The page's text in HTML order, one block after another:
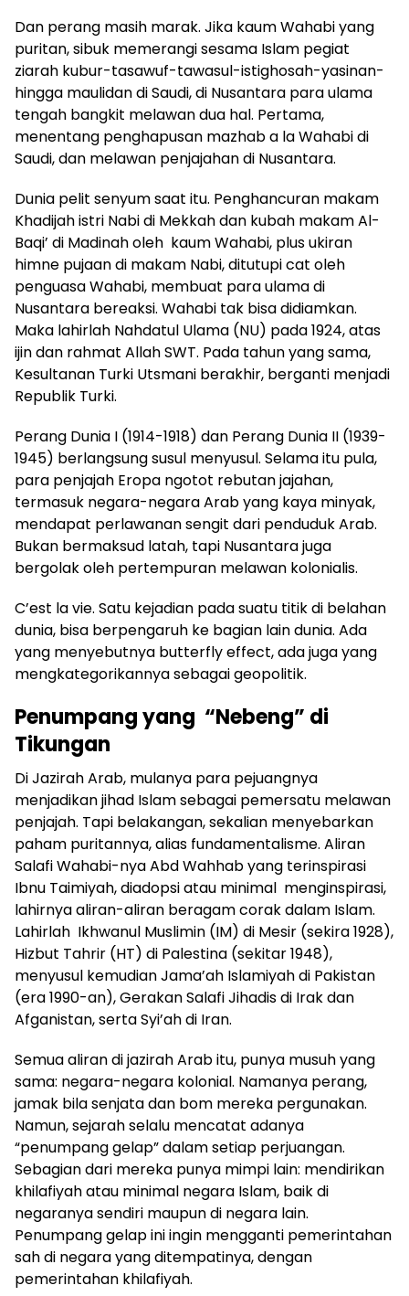
Dan perang masih marak. Jika kaum Wahabi yang
puritan, sibuk memerangi sesama Islam pegiat
ziarah kubur-tasawuf-tawasul-istighosah-yasinan-
hingga maulidan di Saudi, di Nusantara para ulama
tengah bangkit melawan dua hal. Pertama,
menentang penghapusan mazhab a la Wahabi di
Saudi, dan melawan penjajahan di Nusantara.
Dunia pelit senyum saat itu. Penghancuran makam
Khadijah istri Nabi di Mekkah dan kubah makam Al-
Baqi’ di Madinah oleh kaum Wahabi, plus ukiran
himne pujaan di makam Nabi, ditutupi cat oleh
penguasa Wahabi, membuat para ulama di
Nusantara bereaksi. Wahabi tak bisa didiamkan.
Maka lahirlah Nahdatul Ulama (NU) pada 1924, atas
ijin dan rahmat Allah SWT. Pada tahun yang sama,
Kesultanan Turki Utsmani berakhir, berganti menjadi
Republik Turki.
Perang Dunia I (1914-1918) dan Perang Dunia II (1939-
1945) berlangsung susul menyusul. Selama itu pula,
para penjajah Eropa ngotot rebutan jajahan,
termasuk negara-negara Arab yang kaya minyak,
mendapat perlawanan sengit dari penduduk Arab.
Bukan bermaksud latah, tapi Nusantara juga
bergolak oleh pertempuran melawan kolonialis.
C’est la vie. Satu kejadian pada suatu titik di belahan
dunia, bisa berpengaruh ke bagian lain dunia. Ada
yang menyebutnya butterfly effect, ada juga yang
mengkategorikannya sebagai geopolitik.
Penumpang yang “Nebeng” di
Tikungan
Di Jazirah Arab, mulanya para pejuangnya
menjadikan jihad Islam sebagai pemersatu melawan
penjajah. Tapi belakangan, sekalian menyebarkan
paham puritannya, alias fundamentalisme. Aliran
Salafi Wahabi-nya Abd Wahhab yang terinspirasi
Ibnu Taimiyah, diadopsi atau minimal menginspirasi,
lahirnya aliran-aliran beragam corak dalam Islam.
Lahirlah Ikhwanul Muslimin (IM) di Mesir (sekira 1928),
Hizbut Tahrir (HT) di Palestina (sekitar 1948),
menyusul kemudian Jama’ah Islamiyah di Pakistan
(era 1990-an), Gerakan Salafi Jihadis di Irak dan
Afganistan, serta Syi’ah di Iran.
Semua aliran di jazirah Arab itu, punya musuh yang
sama: negara-negara kolonial. Namanya perang,
jamak bila senjata dan bom mereka pergunakan.
Namun, sejarah selalu mencatat adanya
“penumpang gelap” dalam setiap perjuangan.
Sebagian dari mereka punya mimpi lain: mendirikan
khilafiyah atau minimal negara Islam, baik di
negaranya sendiri maupun di negara lain.
Penumpang gelap ini ingin mengganti pemerintahan
sah di negara yang ditempatinya, dengan
pemerintahan khilafiyah.